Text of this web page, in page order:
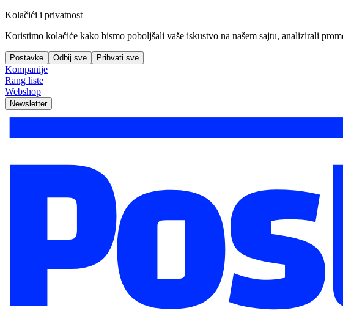
Kolačići i privatnost
Koristimo kolačiće kako bismo poboljšali vaše iskustvo na našem sajtu, analizirali
Postavke Odbij sve Prihvati sve
Kompanije
Rang liste
Webshop
Newsletter